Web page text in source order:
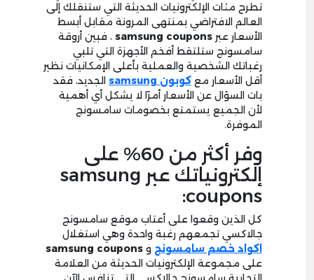
تطرح مئات الإلكترونيات الحديثة التي ستنقلك إلى
العالم الافتراضي بمنتهى المرونة مقابل أبسط
الأسعار عبر samsung coupons ، فبين أروقة
سامسونج ستلتقط أفخم الأجهزة التي تلبي
رغباتك الشخصية والعملية بأعلى الإمكانيات نظير
أقل الأسعار مع كوبون samsung
الجديد، فقد
بات السؤال عن الأسعار أمرًا لا يشكل أي أهمية
لأن الجميع يستمتع بخصومات سامسونج
الموفرة.
وفر أكثر من 60% على
إلكترونياتك عبر samsung
coupons:
كل الذين وقعوا على أعتاب موقع سامسونج
جالاكسي تجمعهم رغبة واحدة وهي استغلال
اكواد خصم سامسونج و samsung coupons
على مجموعة الإلكترونيات الحديثة من العلامة